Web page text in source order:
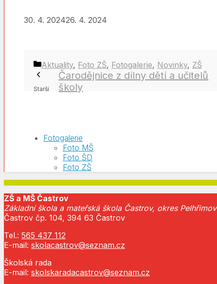
30. 4. 202426. 4. 2024
Rubriky
Aktuality, Foto ZŠ, Fotogalerie, Novinky, ZŠ
Čarodějnice z dílny dětí a učitelů
školy
Fotogalerie
Foto MŠ
Foto ŠD
Foto ZŠ
ZŠ a MŠ Častrov
Základní škola a mateřská škola Častrov, okres Pelhřimov
Častrov čp. 104, 394 63 Častrov
Tel.: 565 437 112
E-mail: skolacastrov@seznam.cz
Školská rada
E-mail: skolskaradacastrov@seznam.cz